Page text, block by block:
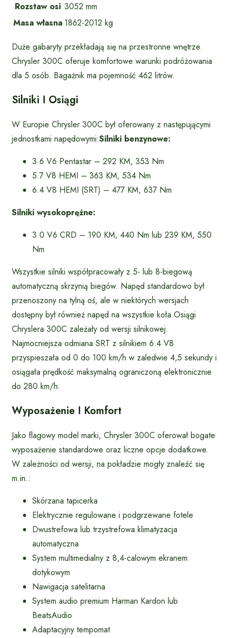
Rozstaw osi 3052 mm
Masa własna 1862-2012 kg
Duże gabaryty przekładają się na przestronne wnętrze.
Chrysler 300C oferuje komfortowe warunki podróżowania
dla 5 osób. Bagażnik ma pojemność 462 litrów.
Silniki I Osiągi
W Europie Chrysler 300C był oferowany z następującymi
jednostkami napędowymi:Silniki benzynowe:
3.6 V6 Pentastar – 292 KM, 353 Nm
5.7 V8 HEMI – 363 KM, 534 Nm
6.4 V8 HEMI (SRT) – 477 KM, 637 Nm
Silniki wysokoprężne:
3.0 V6 CRD – 190 KM, 440 Nm lub 239 KM, 550
Nm
Wszystkie silniki współpracowały z 5- lub 8-biegową
automatyczną skrzynią biegów. Napęd standardowo był
przenoszony na tylną oś, ale w niektórych wersjach
dostępny był również napęd na wszystkie koła.Osiągi
Chryslera 300C zależały od wersji silnikowej.
Najmocniejsza odmiana SRT z silnikiem 6.4 V8
przyspieszała od 0 do 100 km/h w zaledwie 4,5 sekundy i
osiągała prędkość maksymalną ograniczoną elektronicznie
do 280 km/h.
Wyposażenie I Komfort
Jako flagowy model marki, Chrysler 300C oferował bogate
wyposażenie standardowe oraz liczne opcje dodatkowe.
W zależności od wersji, na pokładzie mogły znaleźć się
m.in.:
Skórzana tapicerka
Elektrycznie regulowane i podgrzewane fotele
Dwustrefowa lub trzystrefowa klimatyzacja
automatyczna
System multimedialny z 8,4-calowym ekranem
dotykowym
Nawigacja satelitarna
System audio premium Harman Kardon lub
BeatsAudio
Adaptacyjny tempomat